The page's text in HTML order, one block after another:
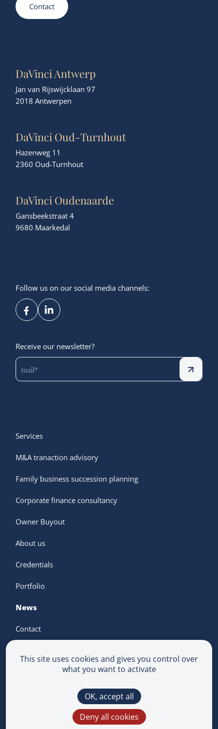
Contact
DaVinci Antwerp
Jan van Rijswijcklaan 97
2018 Antwerpen
DaVinci Oud-Turnhout
Hazenweg 11
2360 Oud-Turnhout
DaVinci Oudenaarde
Gansbeekstraat 4
9680 Maarkedal
Follow us on our social media channels:
Receive our newsletter?
Services
M&A tranaction advisory
Family business succession planning
Corporate finance consultancy
Owner Buyout
About us
Credentials
Portfolio
News
Contact
Privacy Policy
Multimedium
This site is protected by reCAPTCHA and the
Privacy PolicyandTerms of Service
This site uses cookies and gives you control over
what you want to activate
OK, accept all
Deny all cookies